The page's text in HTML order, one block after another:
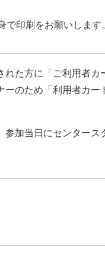
印刷をお願いします
た方に「ご利用者カ
ーのため「利用者カー
参加当日にセンタース